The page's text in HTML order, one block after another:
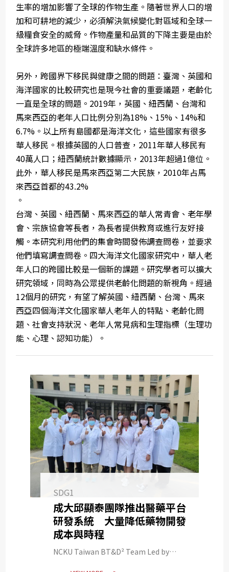
生率的增加影響了全球的作物生產。隨著世界人口的增
加和可耕地的減少，必須解決氣候變化對區域和全球一
級糧食安全的威脅。作物產量和品質的下降主要是由於
全球許多地區的極端溫度和缺水條件。
另外，跨國界下移民與健康之間的問題：臺灣、英國和
海洋國家的比較研究也是現今社會的重要議題，老齡化
一直是全球的問題。2019年，英國、紐西蘭、台灣和
馬來西亞的老年人口比例分別為18%、15%、14%和
6.7%。以上所有島國都是海洋文化，這些國家有很多
華人移民。根據英國的人口普查，2011年華人移民有
40萬人口；紐西蘭統計數據顯示，2013年超過1億位。
此外，華人移民是馬來西亞第二大民族，2010年占馬
來西亞首都的43.2%
。
台灣、英國、紐西蘭、馬來西亞的華人常青會、老年學
會、宗族協會等長者，為長者提供教育或進行友好接
觸。本研究利用他們的集會時間發佈調查問卷，並要求
他們填寫調查問卷。四大海洋文化國家研究中，華人老
年人口的跨國比較是一個新的課題。研究學者可以擴大
研究領域，同時為公眾提供老齡化問題的新視角。經過
12個月的研究，有望了解英國、紐西蘭、台灣、馬來
西亞四個海洋文化國家華人老年人的特點、老齡化問
題、社會支持狀況、老年人常見病和生理指標（生理功
能、心理、認知功能）。
SDG1
成大邱顯泰團隊推出醫藥平台
研發系統 大量降低藥物開發
成本與時程
NCKU Taiwan BT&D² Team Led by